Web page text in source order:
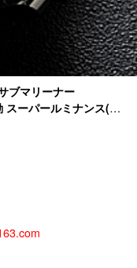
ブマリーナー
ーパールミナンス(夜